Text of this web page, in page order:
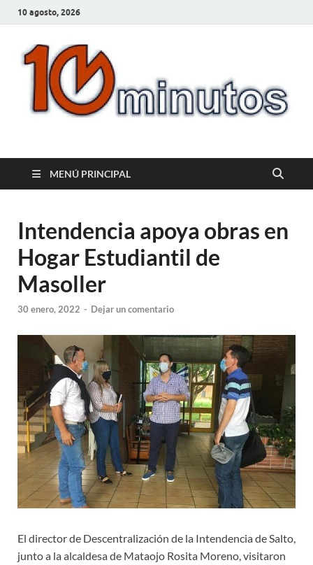
10 agosto, 2026
10minutos.com.uy
MENÚ PRINCIPAL
Intendencia apoya obras en
Hogar Estudiantil de
Masoller
30 enero, 2022 - Dejar un comentario
El director de Descentralización de la Intendencia de Salto,
junto a la alcaldesa de Mataojo Rosita Moreno, visitaron